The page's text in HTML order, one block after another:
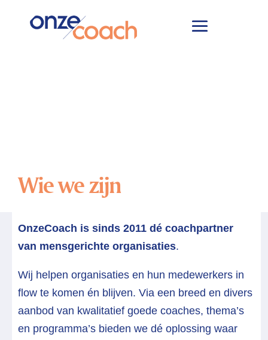
Home &#x39; &#x39;
zijn
Wie we zijn
OnzeCoach is sinds 2011 dé coachpartner
van mensgerichte organisaties.
Wij helpen organisaties en hun medewerkers in
flow te komen én blijven. Via een breed en divers
aanbod van kwalitatief goede coaches, thema’s
en programma’s bieden we dé oplossing waar